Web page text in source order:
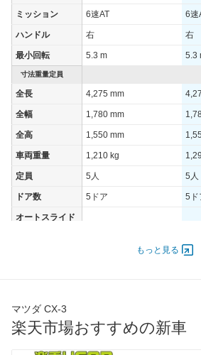
ミッション 6速AT 6速
ハンドル 右 右
最小回転 5.3 m 5.3
寸法重量定員
全長 4,275 mm
全幅 1,780 mm
全高 1,550 mm
車両重量 1,210 kg
定員 5人 5人
ドア数 5ドア 5ド
オートスライド
過給機
タイヤ
もっと見る
マツダ CX-3
楽天市場おすすめの新車